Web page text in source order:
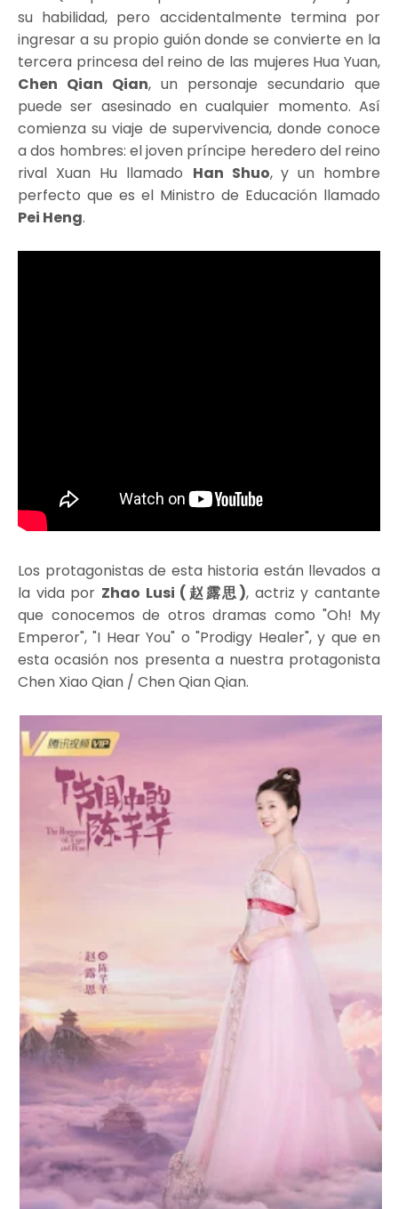
su habilidad, pero accidentalmente termina por
ingresar a su propio guión donde se convierte en la
tercera princesa del reino de las mujeres Hua Yuan,
Chen Qian Qian, un personaje secundario que
puede ser asesinado en cualquier momento. Así
comienza su viaje de supervivencia, donde conoce
a dos hombres: el joven príncipe heredero del reino
rival Xuan Hu llamado Han Shuo, y un hombre
perfecto que es el Ministro de Educación llamado
Pei Heng.
Los protagonistas de esta historia están llevados a
la vida por Zhao Lusi (赵露思), actriz y cantante
que conocemos de otros dramas como "Oh! My
Emperor", "I Hear You" o "Prodigy Healer", y que en
esta ocasión nos presenta a nuestra protagonista
Chen Xiao Qian / Chen Qian Qian.